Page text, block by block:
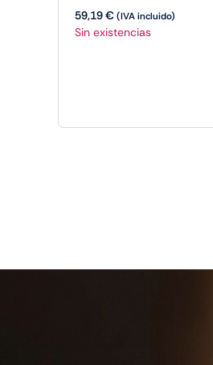
59,19€(IVA incluido)
Sin existencias